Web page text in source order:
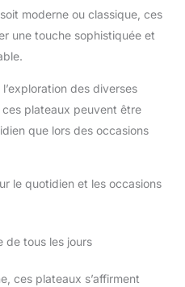
moderne ou classique, ces
une touche sophistiquée et
des diverses
plateaux peuvent être
que lors des occasions
le quotidien et les occasions
de tous les jours
ces plateaux s’affirment